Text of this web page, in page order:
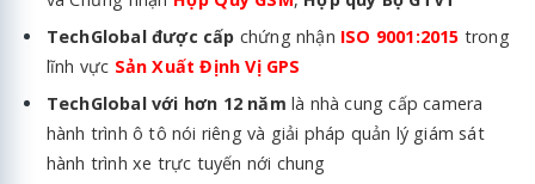
TechGlobal được cấp chứng nhận ISO 9001:2015 trong
lĩnh vực Sản Xuất Định Vị GPS
TechGlobal với hơn 12 năm là nhà cung cấp camera
hành trình ô tô nói riêng và giải pháp quản lý giám sát
hành trình xe trực tuyến nới chung